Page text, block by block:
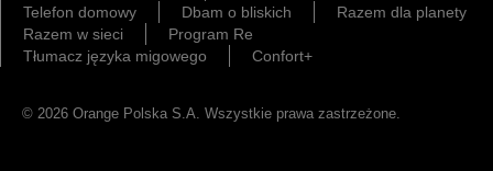
Telefon domowy
Dbam o bliskich
Razem dla planety
Razem w sieci
Program Re
Tłumacz języka migowego
Confort+
© 2026 Orange Polska S.A. Wszystkie prawa zastrzeżone.